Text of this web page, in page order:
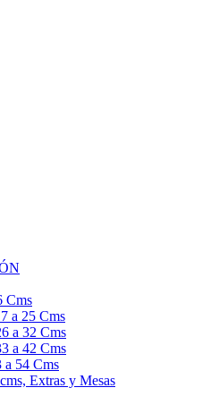
Cms
a 25 Cms
a 32 Cms
a 42 Cms
a 54 Cms
Extras y Mesas